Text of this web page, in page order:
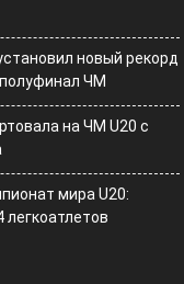
новый рекорд
ЧМ
на ЧМ U20 c
мира U20: